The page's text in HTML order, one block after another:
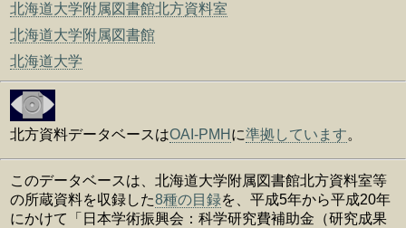
北海道大学附属図書館北方資料室
北海道大学附属図書館
北海道大学
北方資料データベースはOAI-PMH に準拠しています。
このデータベースは、北海道大学附属図書館北方資料室等
の所蔵資料を収録した8種の目録を、平成5年から平成20年
にかけて「日本学術振興会：科学研究費補助金（研究成果